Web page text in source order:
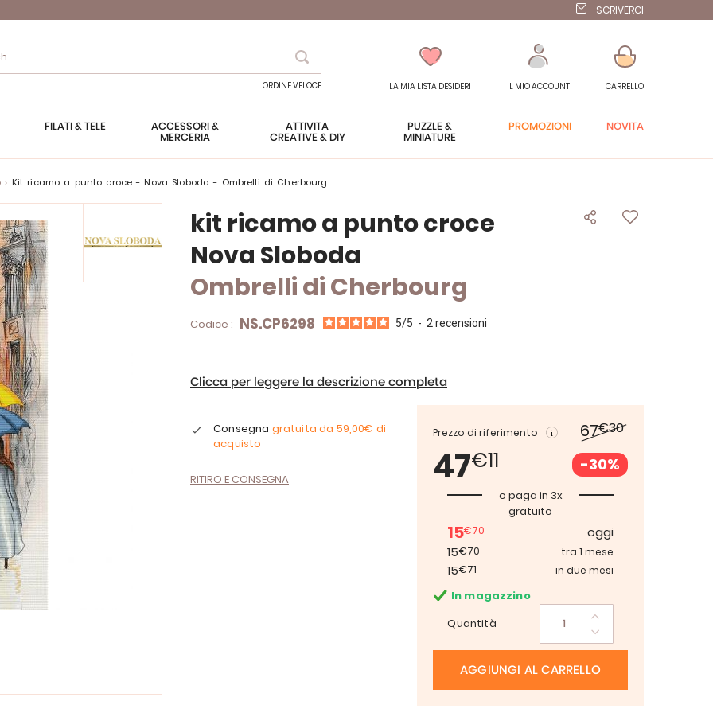
SCRIVERCI
Search
ORDINE VELOCE LA MIA LISTA DESIDERI IL MIO ACCOUNT CARRELLO
FILATI & TELE
ACCESSORI &
MERCERIA
ATTIVITÀ
CREATIVE & DIY
PUZZLE &
MINIATURE
PROMOZIONI NOVITÀ
kit ricamo a punto croce - Nova Sloboda - Ombrelli di Cherbourg
kit ricamo a punto croce
Nova Sloboda
Ombrelli di Cherbourg
Codice : NS.CP6298 5/5 - 2 recensioni
Clicca per leggere la descrizione completa
Prezzo di riferimento 67€30
47€11 -30%
o paga in 3x
gratuito
15€70
oggi
15€70 tra 1 mese
15€71 in due mesi
In magazzino
Quantità
AGGIUNGI AL CARRELLO
Consegna gratuita da 59,00€ di
acquisto
RITIRO E CONSEGNA